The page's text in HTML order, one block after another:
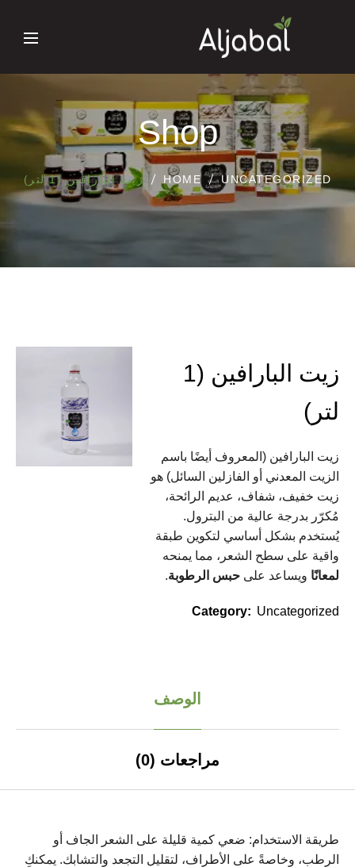
Shop
HOME UNCATEGORIZED زيت البارافين (1 لتر)
زيت البارافين (1
لتر)
زيت البارافين (المعروف أيضًا باسم
الزيت المعدني أو الفازلين السائل) هو
زيت خفيف، شفاف، عديم الرائحة،
مُكرّر بدرجة عالية من البترول.
يُستخدم بشكل أساسي لتكوين طبقة
واقية على سطح الشعر، مما يمنحه
لمعانًا ويساعد على حبس الرطوبة.
Category: Uncategorized
الوصف
مراجعات (0)
طريقة الاستخدام: ضعي كمية قليلة على الشعر الجاف أو
الرطب، وخاصةً على الأطراف، لتقليل التجعد والتشابك. يمكنكِ